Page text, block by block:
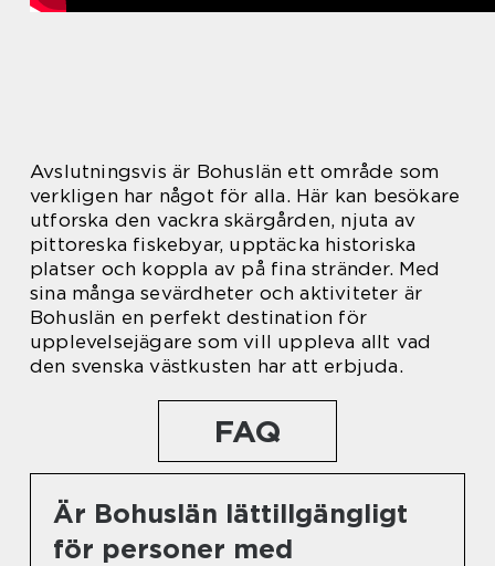
Avslutningsvis är Bohuslän ett område som
verkligen har något för alla. Här kan besökare
utforska den vackra skärgården, njuta av
pittoreska fiskebyar, upptäcka historiska
platser och koppla av på fina stränder. Med
sina många sevärdheter och aktiviteter är
Bohuslän en perfekt destination för
upplevelsejägare som vill uppleva allt vad
den svenska västkusten har att erbjuda.
FAQ
Är Bohuslän lättillgängligt
för personer med